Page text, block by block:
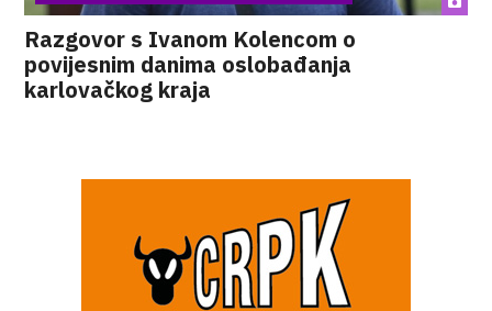
Razgovor s Ivanom Kolencom o
povijesnim danima oslobađanja
karlovačkog kraja